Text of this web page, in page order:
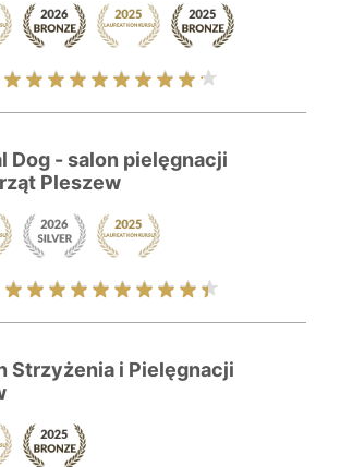
Dog - salon pielęgnacji
Pleszew
Strzyżenia i Pielęgnacji